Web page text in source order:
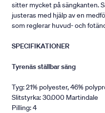
sitter mycket på sängkanten.
justeras med hjälp av en
som reglerar huvud- och
SPECIFIKATIONER
Tyrenäs ställbar säng
Tyg: 21% polyester, 46%
Slitstyrka: 30.000 Martindale
Pilling: 4